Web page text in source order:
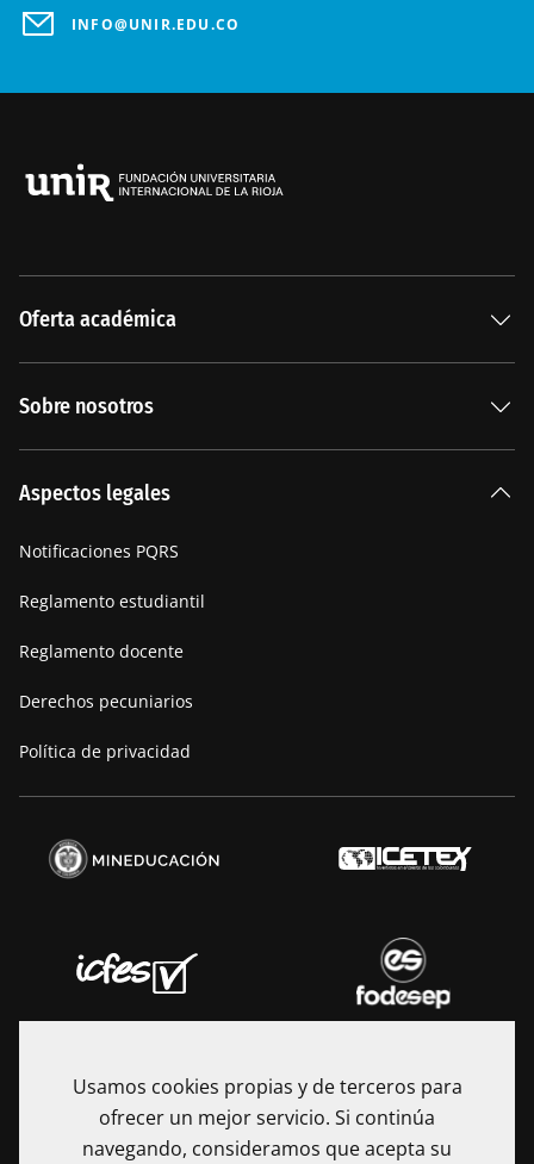
INFO@UNIR.EDU.CO
Oferta académica
Sobre nosotros
Manifiesto
Aspectos legales
Notificaciones PQRS
Reglamento estudiantil
Reglamento docente
Derechos pecuniarios
Política de privacidad
Usamos cookies propias y de terceros para
ofrecer un mejor servicio. Si continúa
navegando, consideramos que acepta su